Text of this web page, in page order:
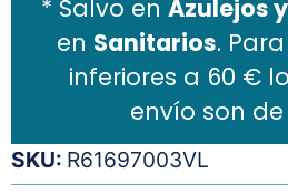
* Salvo en Azulejos
en Sanitarios.
inferiores a 60 €
envío son de
SKU: R61697003VL